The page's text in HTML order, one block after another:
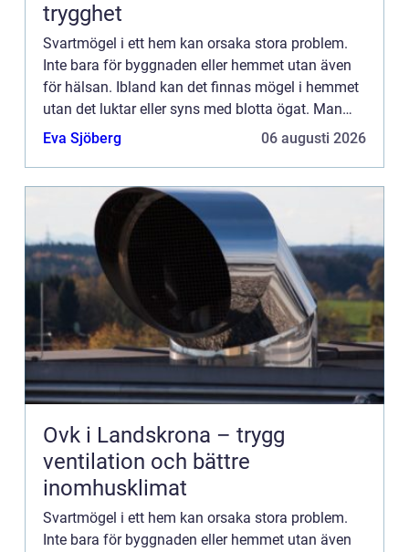
trygghet
Svartmögel i ett hem kan orsaka stora problem.
Inte bara för byggnaden eller hemmet utan även
för hälsan. Ibland kan det finnas mögel i hemmet
utan det luktar eller syns med blotta ögat. Man
kan få många...
Eva Sjöberg 06 augusti 2026
Ovk i Landskrona – trygg
ventilation och bättre
inomhusklimat
Svartmögel i ett hem kan orsaka stora problem.
Inte bara för byggnaden eller hemmet utan även